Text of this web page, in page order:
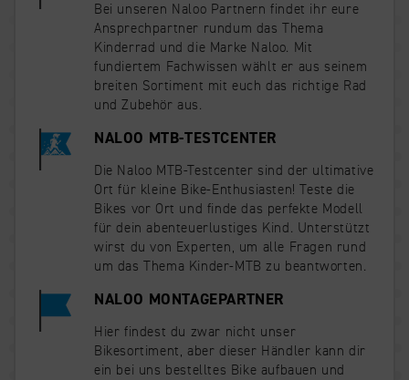
Bei unseren Naloo Partnern findet ihr eure
Ansprechpartner rundum das Thema
Kinderrad und die Marke Naloo. Mit
fundiertem Fachwissen wählt er aus seinem
breiten Sortiment mit euch das richtige Rad
und Zubehör aus.
NALOO MTB-TESTCENTER
Die Naloo MTB-Testcenter sind der ultimative
Ort für kleine Bike-Enthusiasten! Teste die
Bikes vor Ort und finde das perfekte Modell
für dein abenteuerlustiges Kind. Unterstützt
wirst du von Experten, um alle Fragen rund
um das Thema Kinder-MTB zu beantworten.
NALOO MONTAGEPARTNER
Hier findest du zwar nicht unser
Bikesortiment, aber dieser Händler kann dir
ein bei uns bestelltes Bike aufbauen und
Analyse und Statistiken
Wir nutzen Analysedienste, um das Verhalten
unserer Besucher zu verstehen und unsere
Website zu verbessern.